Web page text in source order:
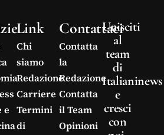
e
Link
Chi
siamo
Redazione
Carriere
Termini
di
Contattaci
Contatta
la
Redazione
Contatta
il Team
Opinioni
Unisciti
al
team
di
Italianinews
e
cresci
con